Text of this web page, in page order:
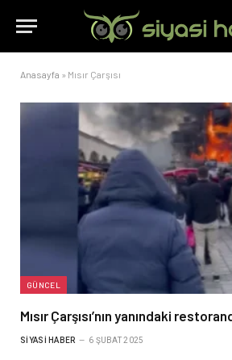
Anasayfa » Mısır Çarşısı
GÜNCEL
Mısır Çarşısı’nın yanındaki
SIYASI HABER 6 ŞUBAT 2025